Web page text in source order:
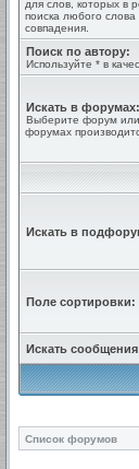
для слов, которых в
поиска любого слова
совпадения.
Поиск по автору:
Используйте * в
Искать в форумах:
Выберите форум или
форумах
Искать в
Поле сортировки:
Искать сообщения
Список форумов